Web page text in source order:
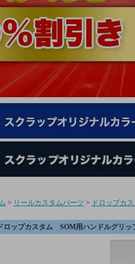
> リールカスタムパーツ > ドロップカ
ロップカスタム SOM用ハンドルグリッ